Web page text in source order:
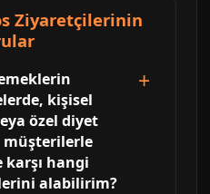
Ziyaretçilerinin
kişisel
özel diyet
karşı hangi
alabilirim?